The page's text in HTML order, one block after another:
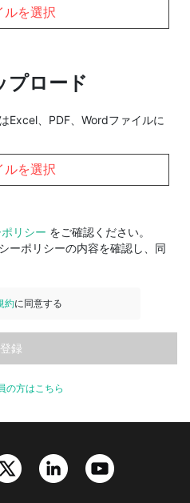
ルを選択
プロード
Excel、PDF、Wordファイルに
ルを選択
リシー をご確認ください。
ーポリシーの内容を確認し、同
約に同意する
の方はこちら